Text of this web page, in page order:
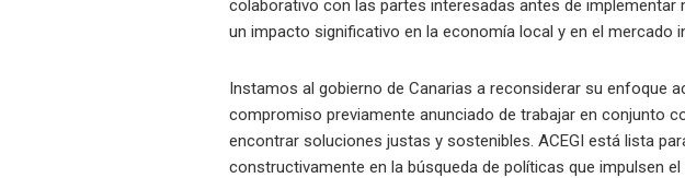
colaborativo con las partes interesadas antes de implementar
un impacto significativo en la economía local y en el mercado
Instamos al gobierno de Canarias a reconsiderar su enfoque
compromiso previamente anunciado de trabajar en conjunto
encontrar soluciones justas y sostenibles. ACEGI está lista
constructivamente en la búsqueda de políticas que impulsen